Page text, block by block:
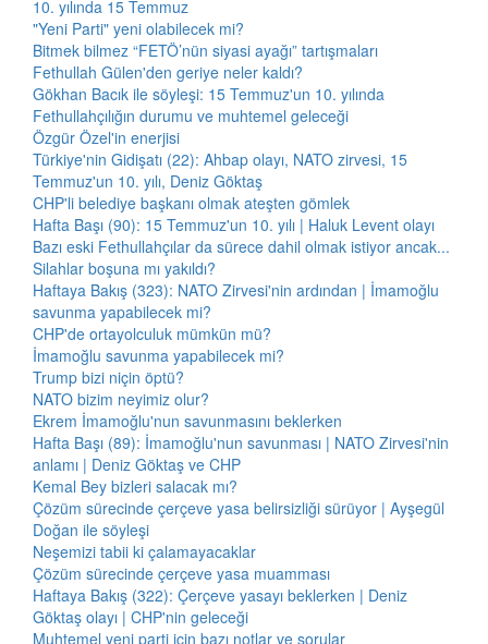
10. yılında 15 Temmuz
"Yeni Parti" yeni olabilecek mi?
Bitmek bilmez “FETÖ’nün siyasi ayağı” tartışmaları
Fethullah Gülen'den geriye neler kaldı?
Gökhan Bacık ile söyleşi: 15 Temmuz'un 10. yılında
Fethullahçılığın durumu ve muhtemel geleceği
Özgür Özel'in enerjisi
Türkiye'nin Gidişatı (22): Ahbap olayı, NATO zirvesi, 15
Temmuz'un 10. yılı, Deniz Göktaş
CHP'li belediye başkanı olmak ateşten gömlek
Hafta Başı (90): 15 Temmuz'un 10. yılı | Haluk Levent olayı
Bazı eski Fethullahçılar da sürece dahil olmak istiyor ancak...
Silahlar boşuna mı yakıldı?
Haftaya Bakış (323): NATO Zirvesi'nin ardından | İmamoğlu
savunma yapabilecek mi?
CHP'de ortayolculuk mümkün mü?
İmamoğlu savunma yapabilecek mi?
Trump bizi niçin öptü?
NATO bizim neyimiz olur?
Ekrem İmamoğlu'nun savunmasını beklerken
Hafta Başı (89): İmamoğlu'nun savunması | NATO Zirvesi'nin
anlamı | Deniz Göktaş ve CHP
Kemal Bey bizleri salacak mı?
Çözüm sürecinde çerçeve yasa belirsizliği sürüyor | Ayşegül
Doğan ile söyleşi
Neşemizi tabii ki çalamayacaklar
Çözüm sürecinde çerçeve yasa muamması
Haftaya Bakış (322): Çerçeve yasayı beklerken | Deniz
Göktaş olayı | CHP'nin geleceği
Muhtemel yeni parti için bazı notlar ve sorular